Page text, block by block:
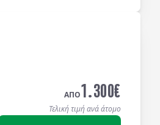
ΑΠΟ1.300€
Τελική τιμή ανά άτομο